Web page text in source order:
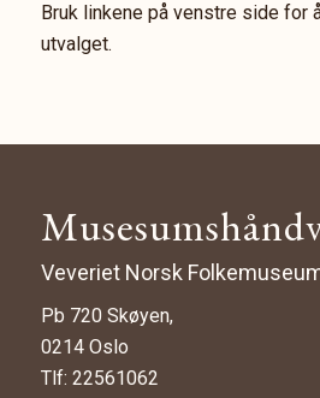
Bruk linkene på venstre side for
utvalget.
Veveriet Norsk
Pb 720 Skøyen,
0214 Oslo
Tlf: 22561062